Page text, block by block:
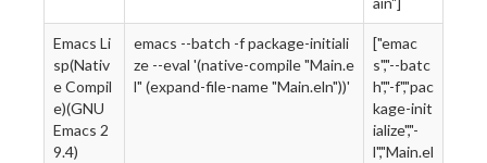
Emacs Li
sp(Nativ
e Compil
e)(GNU
Emacs 2
9.4)
emacs --batch -f package-initiali
ze --eval '(native-compile "Main.e
l" (expand-file-name "Main.eln"))'
["emac
s","--batc
h","-f","pac
kage-init
ialize","-
l","Main.el